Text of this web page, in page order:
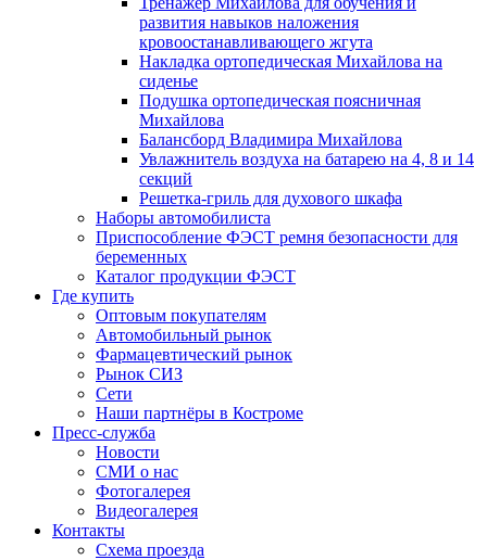
развития навыков наложения
кровоостанавливающего жгута
Накладка ортопедическая Михайлова на
сиденье
Подушка ортопедическая поясничная
Михайлова
Балансборд Владимира Михайлова
Увлажнитель воздуха на батарею на 4, 8 и 14
секций
Решетка-гриль для духового шкафа
Наборы автомобилиста
Приспособление ФЭСТ ремня безопасности для
беременных
Каталог продукции ФЭСТ
Где купить
Оптовым покупателям
Автомобильный рынок
Фармацевтический рынок
Рынок СИЗ
Сети
Наши партнёры в Костроме
Пресс-служба
Новости
СМИ о нас
Фотогалерея
Видеогалерея
Контакты
Схема проезда